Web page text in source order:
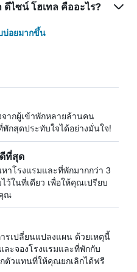
ไซน์ โฮเทล คืออะไร?
บ่อยมากขึ้น
ากผู้เข้าพักหลายล้านคน
กสุดประทับใจได้อย่างมั่นใจ!
ที่สุด
าโรงแรมและที่พักมากกว่า 3
ว้ในที่เดียว เพื่อให้คุณเปรียบ
ณ
รเปลี่ยนแปลงแผน ด้วยเหตุนี้
ะจองโรงแรมและที่พักกับ
ตัวแทนที่ให้คุณยกเลิกได้ฟรี